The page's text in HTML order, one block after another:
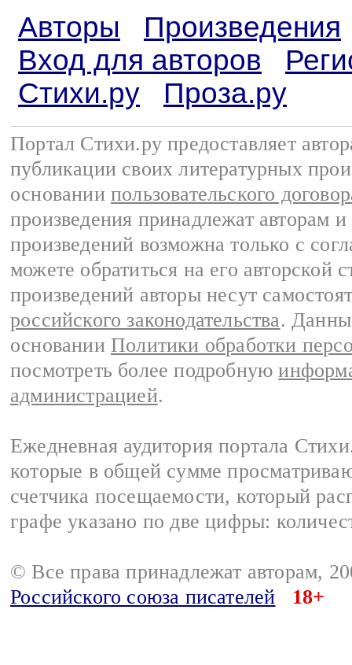
Авторы
Произведения
Вход для авторов
Стихи.ру
Проза.ру
Портал Стихи.ру предоставляет
публикации своих литературных
основании пользовательского
произведения принадлежат авторам
произведений возможна только с
можете обратиться на его авторской
произведений авторы несут
российского законодательства.
основании Политики обработки
посмотреть более подробную
администрацией.
Ежедневная аудитория портала
которые в общей сумме
счетчика посещаемости, который
графе указано по две цифры:
© Все права принадлежат авторам,
Российского союза писателей
18+